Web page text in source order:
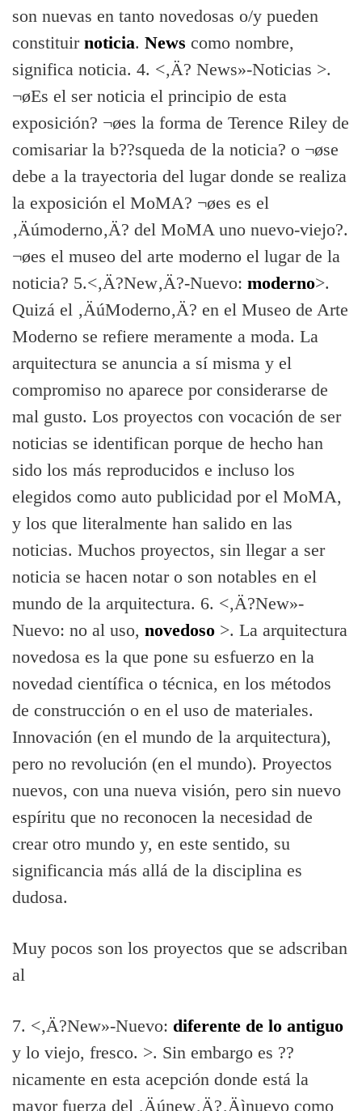
son nuevas en tanto novedosas o/y pueden
constituir noticia. News como nombre,
significa noticia. 4. <‚Ä? News»-Noticias >.
¬øEs el ser noticia el principio de esta
exposición? ¬øes la forma de Terence Riley de
comisariar la b??squeda de la noticia? o ¬øse
debe a la trayectoria del lugar donde se realiza
la exposición el MoMA? ¬øes es el
‚Äúmoderno‚Ä? del MoMA uno nuevo-viejo?.
¬øes el museo del arte moderno el lugar de la
noticia? 5.<‚Ä?New‚Ä?-Nuevo: moderno>.
Quizá el ‚ÄúModerno‚Ä? en el Museo de Arte
Moderno se refiere meramente a moda. La
arquitectura se anuncia a sí­ misma y el
compromiso no aparece por considerarse de
mal gusto. Los proyectos con vocación de ser
noticias se identifican porque de hecho han
sido los más reproducidos e incluso los
elegidos como auto publicidad por el MoMA,
y los que literalmente han salido en las
noticias. Muchos proyectos, sin llegar a ser
noticia se hacen notar o son notables en el
mundo de la arquitectura. 6. <‚Ä?New»-
Nuevo: no al uso, novedoso >. La arquitectura
novedosa es la que pone su esfuerzo en la
novedad cientí­fica o técnica, en los métodos
de construcción o en el uso de materiales.
Innovación (en el mundo de la arquitectura),
pero no revolución (en el mundo). Proyectos
nuevos, con una nueva visión, pero sin nuevo
espí­ritu que no reconocen la necesidad de
crear otro mundo y, en este sentido, su
significancia más allá de la disciplina es
dudosa.
Muy pocos son los proyectos que se adscriban
al
7. <‚Ä?New»-Nuevo: diferente de lo antiguo
y lo viejo, fresco. >. Sin embargo es ??
nicamente en esta acepción donde está la
mayor fuerza del ‚Äúnew‚Ä?‚Äìnuevo como